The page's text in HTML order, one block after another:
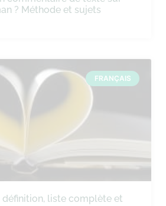
? Méthode et sujets
FRANÇAIS
définition, liste complète et